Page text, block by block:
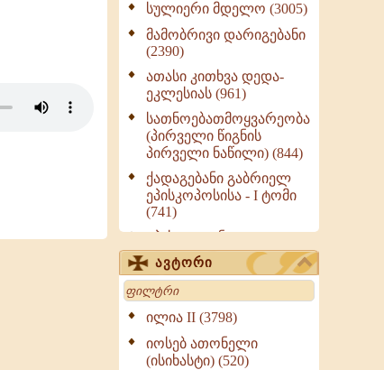
სულიერი მდელო (3005)
მამობრივი დარიგებანი
(2390)
ათასი კითხვა დედა-
ეკლესიას (961)
სათნოებათმოყვარეობა
(პირველი წიგნის
პირველი ნაწილი) (844)
ქადაგებანი გაბრიელ
ეპისკოპოსისა - I ტომი
(741)
ეპისტოლენი,
ქადაგებანი, სიტყვანი
(ნაწილი III) (723)
მოძღვრის ძალზე
სასარგებლო რჩევები
მრევლისათვის (545)
Wisdomge (514)
ავტორი
Search
ილია II (3798)
იოსებ ათონელი
(ისიხასტი) (520)